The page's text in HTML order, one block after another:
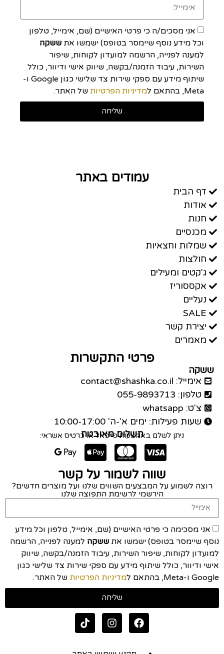
אני מסכים/ה כי פרטי האישיים (שם, אימייל, טלפון
וכל מידע נוסף שיימסר בטופס) ישמשו את ששקה
למענה לפנייה, הרשמה למועדון לקוחות, שיפור
השירות, עיבוד הזמנה/בקשה, שיווק אישי ודיוור, כולל
שיתוף מידע עם ספקי שירות צד שלישי כגון Google ו-
Meta, בהתאם ל
מדיניות הפרטיות של האתר.
שליחה
עמודים באתר
דף הבית
אודות
חנות
מכנסיים
שמלות וחצאיות
חולצות
ג'קטים ומעילים
אקססוריז
נעליים
SALE
יצירת קשר
מאמרים
פרטי התקשרות
ששקה
אימייל: contact@shashka.co.il
טלפון: 055-9893713
צ'ט: whatsapp
שעות פעילות: ימים א'-ה' 10:00-17:00
תשלום מאובטח
ניתן לשלם באמצעות פייפאל או כרטיס אשראי:
שווה לשמור על קשר
רוצה לשמוע על המבצעים השווים שלנו ועל מוצרים חדשים?
הירשמי לרשימת התפוצה שלנו
אני מסכימה כי פרטי האישיים (שם, אימייל, טלפון וכל מידע
נוסף שיימסר בטופס) ישמשו את ששקה למענה לפנייה, הרשמה
למועדון לקוחות, שיפור השירות, עיבוד הזמנה/בקשה, שיווק
אישי ודיוור, כולל שיתוף מידע עם ספקי שירות צד שלישי כגון
Google ו-Meta, בהתאם ל
מדיניות הפרטיות של האתר.
שליחה